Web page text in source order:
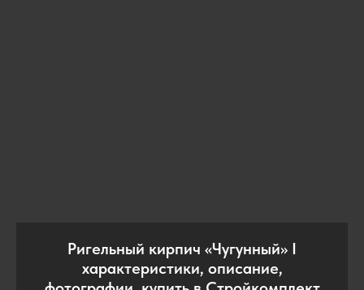
Ригельный кирпич «Чугунный» I
характеристики, описание,